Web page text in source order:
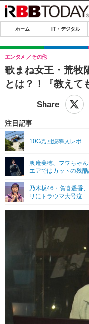
ホーム
IT・デジタル
IT・デジタルTOP
ショッピング
SPEED TEST
エンタメTOP
グラビア
ショッピング
ライフTOP
その他
リリース一覧
プッシュ通知の停止方法
ホーム IT・デジタル
歌まね女王・荒牧
とは？！『教えて
エンタメ その他
注目記事
10G光回線導入レポ
渡邉美穂、フワちゃ
エアではカットの残
乃木坂46・賀喜遥香
リにトラウマ大号泣